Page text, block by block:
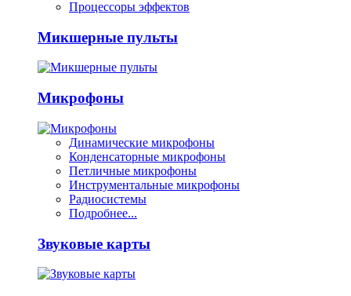
Процессоры эффектов
Микшерные пульты
Микрофоны
Динамические микрофоны
Конденсаторные микрофоны
Петличные микрофоны
Инструментальные микрофоны
Радиосистемы
Подробнее...
Звуковые карты